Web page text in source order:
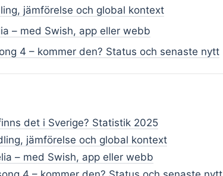
jämförelse och global kontext
– med Swish, app eller webb
4 – kommer den? Status och senaste nytt
det i Sverige? Statistik 2025
jämförelse och global kontext
– med Swish, app eller webb